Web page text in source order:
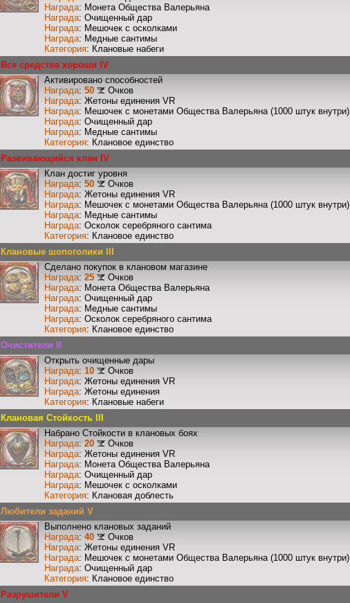
Награда: Монета Общества Валерьяна
Награда: Очищенный дар
Награда: Мешочек с осколками
Награда: Медные сантимы
Категория: Клановые набеги
Все средства хороши IV
Активировано способностей
Награда: 50
Очков
Награда: Жетоны единения VR
Награда: Мешочек с монетами Общества Валерьяна (1000 штук внутри)
Награда: Очищенный дар
Награда: Медные сантимы
Категория: Клановое единство
Развивающийся клан IV
Клан достиг уровня
Награда: 50
Очков
Награда: Жетоны единения VR
Награда: Мешочек с монетами Общества Валерьяна (1000 штук внутри)
Награда: Медные сантимы
Награда: Осколок серебряного сантима
Категория: Клановое единство
Клановые шопоголики III
Сделано покупок в клановом магазине
Награда: 25
Очков
Награда: Монета Общества Валерьяна
Награда: Очищенный дар
Награда: Медные сантимы
Награда: Осколок серебряного сантима
Категория: Клановое единство
Очистители II
Открыть очищенные дары
Награда: 10
Очков
Награда: Жетоны единения VR
Награда: Жетоны единения
Категория: Клановые набеги
Клановая Стойкость III
Набрано Стойкости в клановых боях
Награда: 20
Очков
Награда: Жетоны единения VR
Награда: Монета Общества Валерьяна
Награда: Очищенный дар
Награда: Мешочек с осколками
Категория: Клановая доблесть
Любители заданий V
Выполнено клановых заданий
Награда: 40
Очков
Награда: Жетоны единения VR
Награда: Мешочек с монетами Общества Валерьяна (1000 штук внутри)
Награда: Очищенный дар
Категория: Клановое единство
Разрушители V